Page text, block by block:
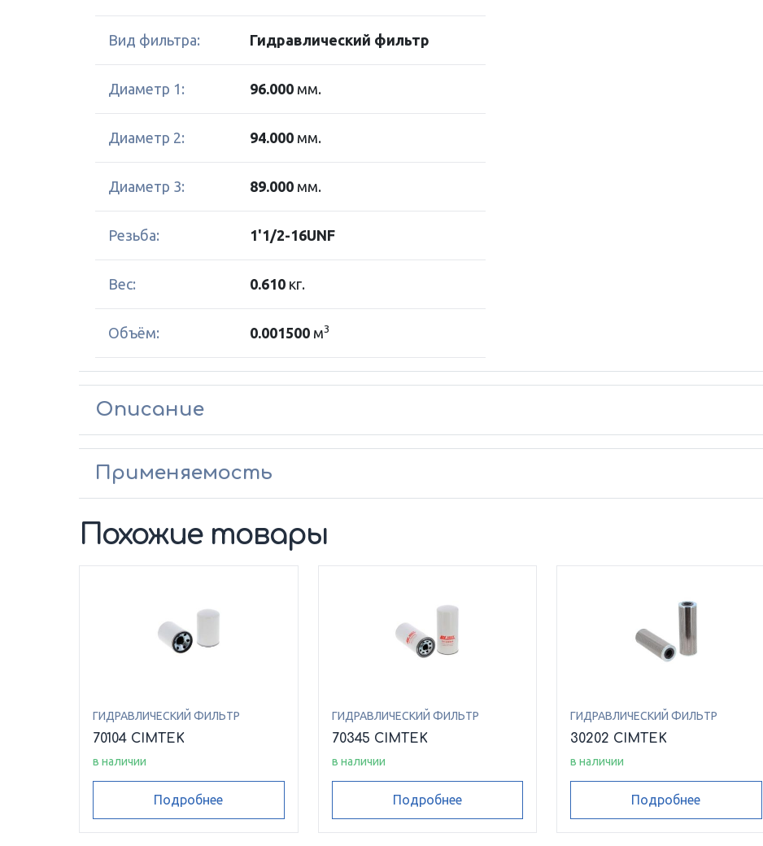
Вид фильтра: Гидравлический фильтр
Диаметр 1: 96.000 мм.
Диаметр 2: 94.000 мм.
Диаметр 3: 89.000 мм.
Резьба: 1'1/2-16UNF
Вес: 0.610 кг.
Объём: 0.001500 м3
Описание
Применяемость
Похожие товары
ГИДРАВЛИЧЕСКИЙ ФИЛЬТР
70104 CIMTEK
в наличии
Подробнее
ГИДРАВЛИЧЕСКИЙ ФИЛЬТР
70345 CIMTEK
в наличии
Подробнее
ГИДРАВЛИЧЕСКИЙ ФИЛЬТР
30202 CIMTEK
в наличии
Подробнее